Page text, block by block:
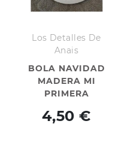
Los Detalles De
Anais
BOLA NAVIDAD
MADERA MI
PRIMERA
4,50 €